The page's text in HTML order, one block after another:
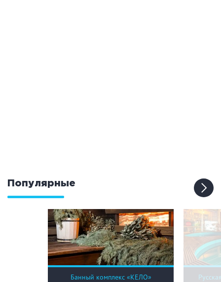
Развлечения
Бильярд
Караоке
Настольные игры
Популярные
Банный комплекс «КЕЛО»